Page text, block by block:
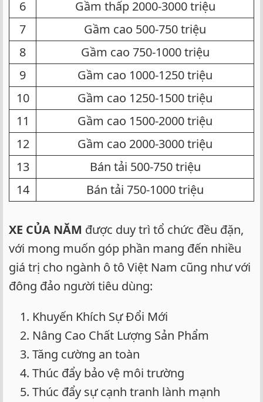
6​
Gầm thấp 2000-3000 triệu​
7​
Gầm cao 500-750 triệu​
8​
Gầm cao 750-1000 triệu​
9​
Gầm cao 1000-1250 triệu​
10​
Gầm cao 1250-1500 triệu​
11​
Gầm cao 1500-2000 triệu​
12​
Gầm cao 2000-3000 triệu​
13​
Bán tải 500-750 triệu​
14​
Bán tải 750-1000 triệu​
XE CỦA NĂM được duy trì tổ chức đều đặn,
với mong muốn góp phần mang đến nhiều
giá trị cho ngành ô tô Việt Nam cũng như với
đông đảo người tiêu dùng:
Khuyến Khích Sự Đổi Mới
Nâng Cao Chất Lượng Sản Phẩm
Tăng cường an toàn
Thúc đẩy bảo vệ môi trường
Thúc đẩy sự cạnh tranh lành mạnh